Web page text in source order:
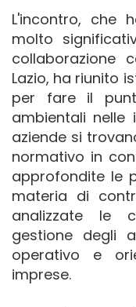
L'incontro, che
molto
collaborazione
Lazio, ha riunito
per fare il
ambientali nelle
aziende si
normativo in
approfondite le
materia di
analizzate le
gestione degli
operativo e
imprese.